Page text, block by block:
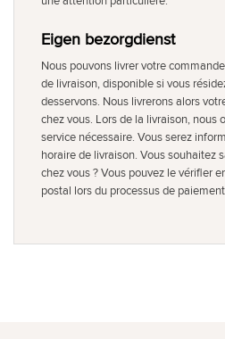
Eigen bezorgdienst
Nous pouvons livrer votre
de livraison, disponible si vous
desservons. Nous livrerons alors
chez vous. Lors de la livraison, nous
service nécessaire. Vous serez
horaire de livraison. Vous souhaitez
chez vous ? Vous pouvez le vérifier
postal lors du processus de